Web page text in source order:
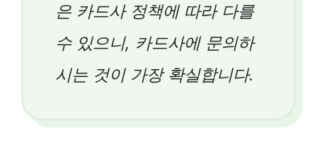
은 카드사 정책에 따라 다를
수 있으니, 카드사에 문의하
시는 것이 가장 확실합니다.